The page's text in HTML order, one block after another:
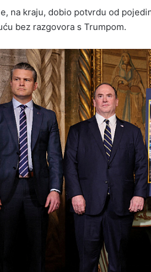
na kraju, dobio potvrdu od
bez razgovora s Trumpom.